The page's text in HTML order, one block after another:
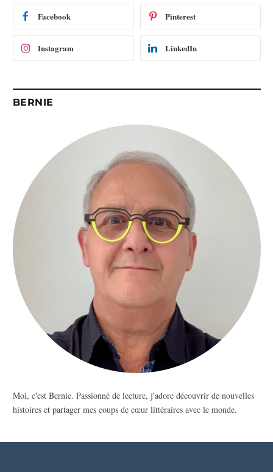
Facebook Pinterest
Instagram LinkedIn
BERNIE
Moi, c'est Bernie. Passionné de lecture, j'adore découvrir de nouvelles
histoires et partager mes coups de cœur littéraires avec le monde.